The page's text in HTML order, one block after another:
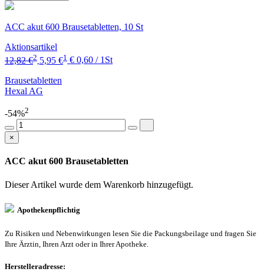
ACC akut 600 Brausetabletten, 10 St
Aktionsartikel
12,82 €2 5,95 €1 € 0,60 / 1St
Brausetabletten
Hexal AG
-54%2
×
ACC akut 600 Brausetabletten
Dieser Artikel wurde dem Warenkorb hinzugefügt.
Apothekenpflichtig
Zu Risiken und Nebenwirkungen lesen Sie die Packungsbeilage und fragen Sie
Ihre Ärztin, Ihren Arzt oder in Ihrer Apotheke.
Herstelleradresse: